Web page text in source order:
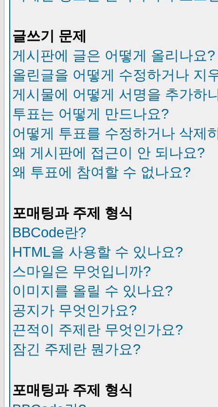
글쓰기 문제
게시판에 글은 어떻게 올리나요?
올린글을 어떻게 수정하거나 지
게시물에 어떻게 서명을 추가하
투표는 어떻게 만드나요?
어떻게 투표를 수정하거나 삭제
왜 게시판에 접근이 안 되나요?
왜 투표에 참여할 수 없나요?
포매팅과 주제 형식
BBCode란?
HTML을 사용할 수 있나요?
스마일은 무엇입니까?
이미지를 올릴 수 있나요?
공지가 무엇인가요?
끈적이 주제란 무엇인가요?
잠긴 주제란 뭔가요?
포매팅과 주제 형식